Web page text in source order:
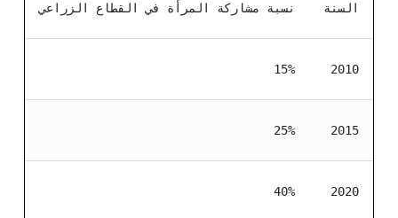
السنة نسبة مشاركة المرأة في القطاع الزراعي
2010
15%
2015
25%
2020
40%